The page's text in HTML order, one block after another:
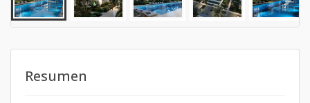
Resumen